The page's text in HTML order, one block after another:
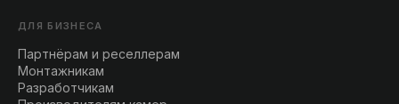
ДЛЯ БИЗНЕСА
Партнёрам и реселлерам
Монтажникам
Разработчикам